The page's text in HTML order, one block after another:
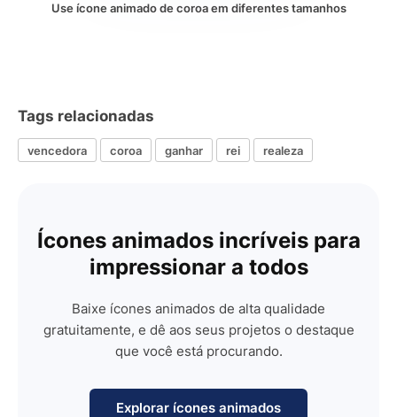
Use ícone animado de coroa em diferentes tamanhos
Tags relacionadas
vencedora coroa ganhar rei realeza
Ícones animados incríveis para
impressionar a todos
Baixe ícones animados de alta qualidade
gratuitamente, e dê aos seus projetos o destaque
que você está procurando.
Explorar ícones animados